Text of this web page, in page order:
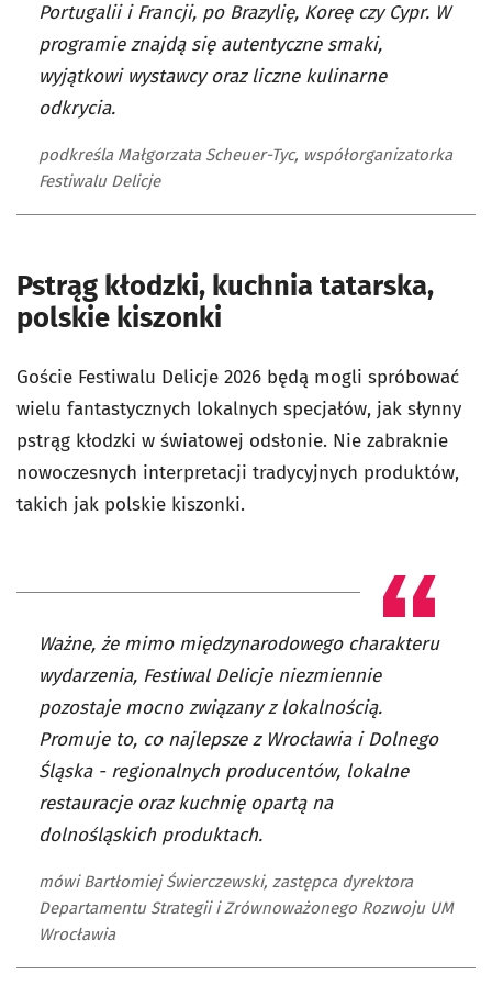
Portugalii i Francji, po Brazylię, Koreę czy Cypr. W
programie znajdą się autentyczne smaki,
wyjątkowi wystawcy oraz liczne kulinarne
odkrycia.
podkreśla Małgorzata Scheuer-Tyc, współorganizatorka
Festiwalu Delicje
Pstrąg kłodzki, kuchnia tatarska,
polskie kiszonki
Goście Festiwalu Delicje 2026 będą mogli spróbować
wielu fantastycznych lokalnych specjałów, jak słynny
pstrąg kłodzki w światowej odsłonie. Nie zabraknie
nowoczesnych interpretacji tradycyjnych produktów,
takich jak polskie kiszonki.
Ważne, że mimo międzynarodowego charakteru
wydarzenia, Festiwal Delicje niezmiennie
pozostaje mocno związany z lokalnością.
Promuje to, co najlepsze z Wrocławia i Dolnego
Śląska - regionalnych producentów, lokalne
restauracje oraz kuchnię opartą na
dolnośląskich produktach.
mówi Bartłomiej Świerczewski, zastępca dyrektora
Departamentu Strategii i Zrównoważonego Rozwoju UM
Wrocławia